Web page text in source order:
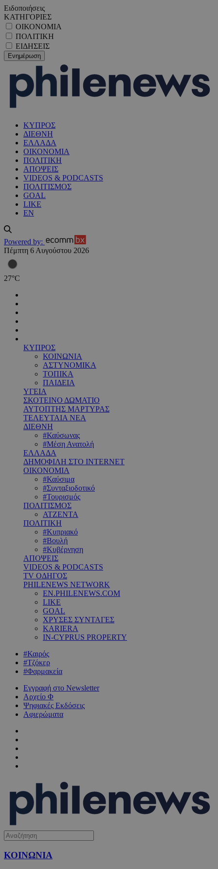
Ειδοποιήσεις
ΚΑΤΗΓΟΡΙΕΣ
ΟΙΚΟΝΟΜΙΑ
ΠΟΛΙΤΙΚΗ
ΕΙΔΗΣΕΙΣ
ΚΥΠΡΟΣ
ΔΙΕΘΝΗ
ΕΛΛΑΔΑ
ΟΙΚΟΝΟΜΙΑ
ΠΟΛΙΤΙΚΗ
ΑΠΟΨΕΙΣ
VIDEOS & PODCASTS
ΠΟΛΙΤΙΣΜΟΣ
GOAL
LIKE
EN
Powered by:
Πέμπτη 6 Αυγούστου 2026
27°C
ΚΥΠΡΟΣ
ΚΟΙΝΩΝΙΑ
ΑΣΤΥΝΟΜΙΚΑ
ΤΟΠΙΚΑ
ΠΑΙΔΕΙΑ
ΥΓΕΙΑ
ΣΚΟΤΕΙΝΟ ΔΩΜΑΤΙΟ
ΑΥΤΟΠΤΗΣ ΜΑΡΤΥΡΑΣ
ΤΕΛΕΥΤΑΙΑ ΝΕΑ
ΔΙΕΘΝΗ
#Καύσωνας
#Μέση Ανατολή
ΕΛΛΑΔΑ
ΔΗΜΟΦΙΛΗ ΣΤΟ INTERNET
ΟΙΚΟΝΟΜΙΑ
#Καύσιμα
#Συνταξιοδοτικό
#Τουρισμός
ΠΟΛΙΤΙΣΜΟΣ
ΑΤΖΕΝΤΑ
ΠΟΛΙΤΙΚΗ
#Κυπριακό
#Βουλή
#Κυβέρνηση
ΑΠΟΨΕΙΣ
VIDEOS & PODCASTS
TV ΟΔΗΓΟΣ
PHILENEWS NETWORK
EN.PHILENEWS.COM
LIKE
GOAL
ΧΡΥΣΕΣ ΣΥΝΤΑΓΕΣ
KARIERA
IN-CYPRUS PROPERTY
#Καιρός
#Τζόκερ
#Φαρμακεία
Εγγραφή στο Newsletter
Αρχείο Φ
Ψηφιακές Εκδόσεις
Αφιερώματα
ΚΟΙΝΩΝΙΑ